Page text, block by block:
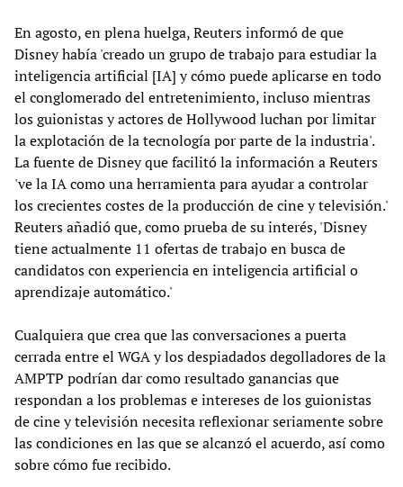
En agosto, en plena huelga, Reuters informó de que
Disney había 'creado un grupo de trabajo para estudiar la
inteligencia artificial [IA] y cómo puede aplicarse en todo
el conglomerado del entretenimiento, incluso mientras
los guionistas y actores de Hollywood luchan por limitar
la explotación de la tecnología por parte de la industria'.
La fuente de Disney que facilitó la información a Reuters
've la IA como una herramienta para ayudar a controlar
los crecientes costes de la producción de cine y televisión.'
Reuters añadió que, como prueba de su interés, 'Disney
tiene actualmente 11 ofertas de trabajo en busca de
candidatos con experiencia en inteligencia artificial o
aprendizaje automático.'
Cualquiera que crea que las conversaciones a puerta
cerrada entre el WGA y los despiadados degolladores de la
AMPTP podrían dar como resultado ganancias que
respondan a los problemas e intereses de los guionistas
de cine y televisión necesita reflexionar seriamente sobre
las condiciones en las que se alcanzó el acuerdo, así como
sobre cómo fue recibido.